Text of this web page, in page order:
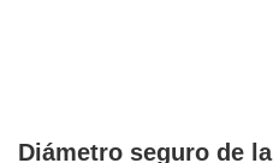
Diámetro seguro de